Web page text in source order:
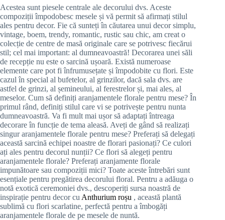
Acestea sunt piesele centrale ale decorului dvs. Aceste
compoziții împodobesc mesele și vă permit să afirmați stilul
ales pentru decor. Fie că sunteți în căutarea unui decor simplu,
vintage, boem, trendy, romantic, rustic sau chic, am creat o
colecție de centre de masă originale care se potrivesc fiecărui
stil; cel mai important: al dumneavoastră! Decorarea unei săli
de recepție nu este o sarcină ușoară. Există numeroase
elemente care pot fi înfrumusețate și împodobite cu flori. Este
cazul în special al bufetelor, al grinzilor, dacă sala dvs. are
astfel de grinzi, al șemineului, al ferestrelor și, mai ales, al
meselor. Cum să definiți aranjamentele florale pentru mese? În
primul rând, definiți stilul care vi se potrivește pentru nunta
dumneavoastră. Va fi mult mai ușor să adaptați întreaga
decorare în funcție de tema aleasă. Aveți de gând să realizați
singur aranjamentele florale pentru mese? Preferați să delegați
această sarcină echipei noastre de florari pasionați? Ce culori
ați ales pentru decorul nunții? Ce flori să alegeți pentru
aranjamentele florale? Preferați aranjamente florale
impunătoare sau compoziții mici? Toate aceste întrebări sunt
esențiale pentru pregătirea decorului floral. Pentru a adăuga o
notă exotică ceremoniei dvs., descoperiți sursa noastră de
inspirație pentru decor cu Anthurium roșu , această plantă
sublimă cu flori scarlatine, perfectă pentru a îmbogăți
aranjamentele florale de pe mesele de nuntă.